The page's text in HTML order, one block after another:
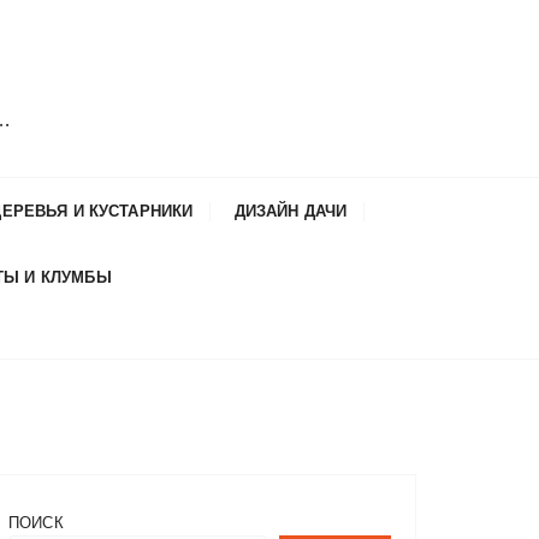
И КУСТАРНИКИ ДИЗАЙН ДАЧИ
И КЛУМБЫ
ПОИСК